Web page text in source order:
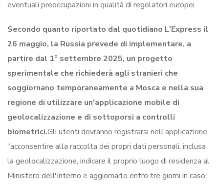
eventuali preoccupazioni in qualità di regolatori europei.
Secondo quanto riportato dal quotidiano L'Express il
26 maggio, la Russia prevede di implementare, a
partire dal 1° settembre 2025, un progetto
sperimentale che richiederà agli stranieri che
soggiornano temporaneamente a Mosca e nella sua
regione di utilizzare un'applicazione mobile di
geolocalizzazione e di sottoporsi a controlli
biometrici.Gli utenti dovranno registrarsi nell'applicazione,
"acconsentire alla raccolta dei propri dati personali, inclusa
la geolocalizzazione, indicare il proprio luogo di residenza al
Ministero dell'Interno e aggiornarlo entro tre giorni in caso